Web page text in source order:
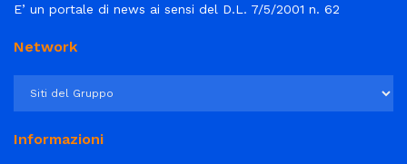
E’ un portale di news ai sensi del D.L. 7/5/2001 n. 62
Network
Informazioni